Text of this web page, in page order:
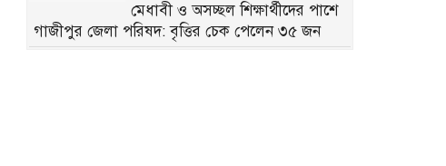
মেধাবী ও অসচ্ছল শিক্ষার্থীদের পাশে
গাজীপুর জেলা পরিষদ: বৃত্তির চেক পেলেন ৩৫ জন